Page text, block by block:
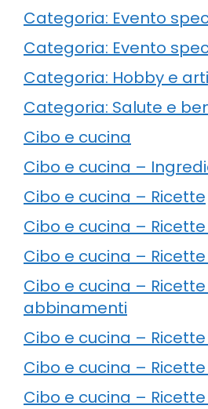
Categoria: Evento
Categoria: Evento
Categoria: Hobby e
Categoria: Salute e
Cibo e cucina
Cibo e cucina –
Cibo e cucina – Ricette
Cibo e cucina –
Cibo e cucina –
Cibo e cucina –
abbinamenti
Cibo e cucina –
Cibo e cucina –
Cibo e cucina –